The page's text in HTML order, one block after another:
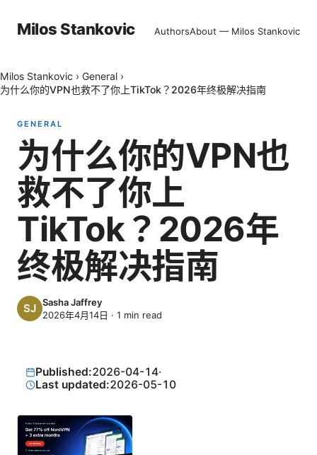
Milos Stankovic AuthorsAbout — Milos Stankovic
Milos Stankovic › General ›
为什么你的VPN也救不了你上TikTok？2026年终极解决指南
GENERAL
为什么你的VPN也
救不了你上
TikTok？2026年
终极解决指南
Sasha Jaffrey
2026年4月14日 · 1 min read
Published:2026-04-14·
Last updated:2026-05-10